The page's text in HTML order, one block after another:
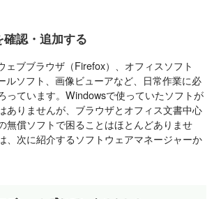
認・追加する
ェブブラウザ（Firefox）、オフィスソフト
ルソフト、画像ビューアなど、日常作業に必
っています。Windowsで使っていたソフトが
ありませんが、ブラウザとオフィス文書中心
無償ソフトで困ることはほとんどありませ
、次に紹介するソフトウェアマネージャーか